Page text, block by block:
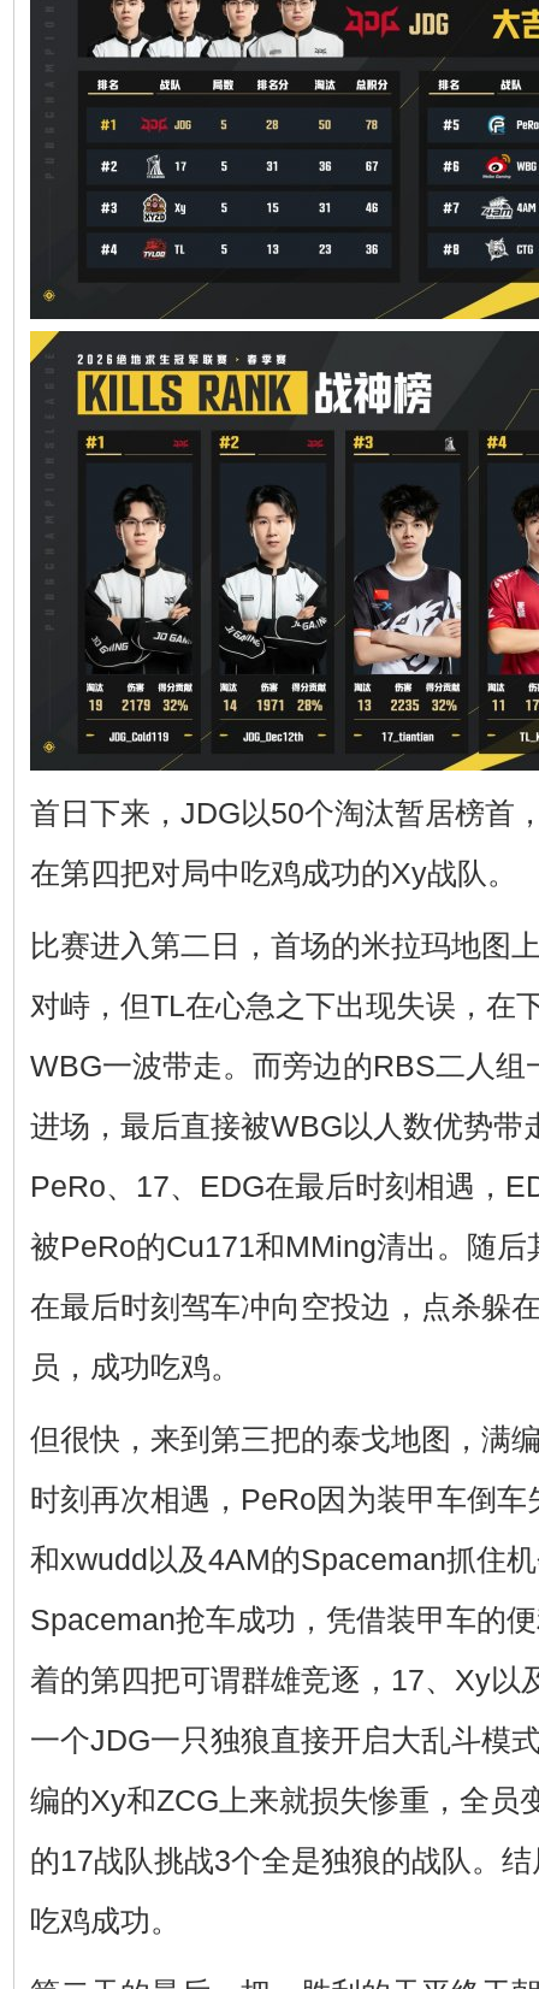
首日下来，JDG以50个淘汰暂居榜首
在第四把对局中吃鸡成功的Xy战队。
比赛进入第二日，首场的米拉玛地图
对峙，但TL在心急之下出现失误，在
WBG一波带走。而旁边的RBS二人
进场，最后直接被WBG以人数优势带
PeRo、17、EDG在最后时刻相遇，
被PeRo的Cu171和MMing清出。随
在最后时刻驾车冲向空投边，点杀躲
员，成功吃鸡。
但很快，来到第三把的泰戈地图，满
时刻再次相遇，PeRo因为装甲车倒
和xwudd以及4AM的Spaceman抓住
Spaceman抢车成功，凭借装甲车的
着的第四把可谓群雄竞逐，17、Xy以
一个JDG一只独狼直接开启大乱斗模
编的Xy和ZCG上来就损失惨重，全员
的17战队挑战3个全是独狼的战队。
吃鸡成功。